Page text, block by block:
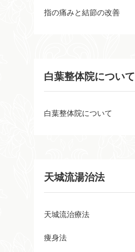
指の痛みと結節の改善
白葉整体院について
白葉整体院について
天城流湯治法
天城流治療法
痩身法